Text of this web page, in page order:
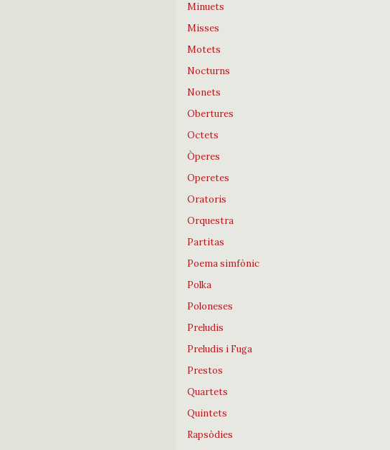
Minuets
Misses
Motets
Nocturns
Nonets
Obertures
Octets
Òperes
Operetes
Oratoris
Orquestra
Partitas
Poema simfònic
Polka
Poloneses
Preludis
Preludis i Fuga
Prestos
Quartets
Quintets
Rapsòdies